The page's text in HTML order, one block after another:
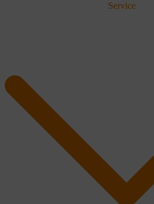
Service